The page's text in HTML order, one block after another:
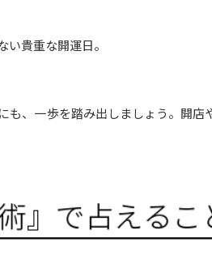
貴重な開運日。
も、一歩を踏み出しましょう。開店